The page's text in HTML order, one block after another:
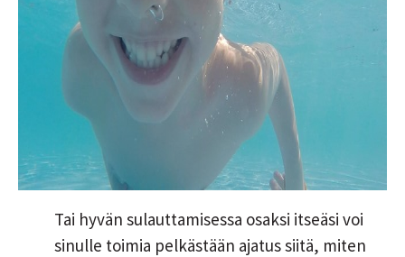
Tai hyvän sulauttamisessa osaksi itseäsi voi
sinulle toimia pelkästään ajatus siitä, miten